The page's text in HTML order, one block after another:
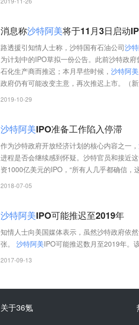
消息称沙特阿美将于11月3日启动
路透援引知情人士称，沙特国有石油公司沙特
为计划中的IPO草拟一份公告。此前沙特政府
石化生产商而推迟；本月早些时候， 沙特阿美
政府仍有可能改变主意，再次推迟上市。（新
2019-10-29
沙特阿美IPO准备工作陷入停滞
作为沙特政府开放经济计划的核心内容之一，
进程是否会继续感到怀疑。沙特官员和接近
资1000亿美元的IPO，“所有人几乎都确信，
2018-07-05
沙特阿美IPO可能推迟至2019年
知情人士向美国媒体表示，虽然沙特政府依
张。 沙特阿美IPO可能推迟数月至2019年。
2017-09-13
关于36氪